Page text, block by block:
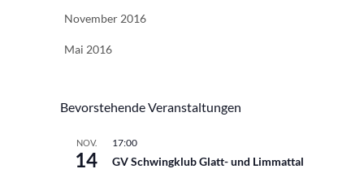
November 2016
Mai 2016
Bevorstehende Veranstaltungen
NOV.
14
17:00
GV Schwingklub Glatt- und Limmattal